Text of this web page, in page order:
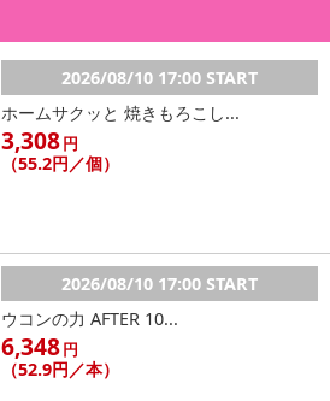
2026/08/10 17:00 START
ホームサクッと 焼きもろこし...
3,308円
（55.2円／個）
2026/08/10 17:00 START
ウコンの力 AFTER 10...
6,348円
（52.9円／本）